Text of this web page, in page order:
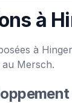
à
à
Mersch.